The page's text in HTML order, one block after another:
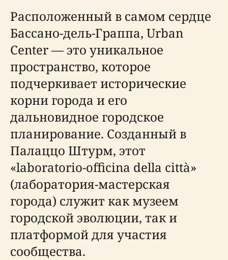
Расположенный в самом сердце
Бассано-дель-Граппа, Urban
Center — это уникальное
пространство, которое
подчеркивает исторические
корни города и его
дальновидное городское
планирование. Созданный в
Палаццо Штурм, этот
«laboratorio-officina della città»
(лаборатория-мастерская
города) служит как музеем
городской эволюции, так и
платформой для участия
сообщества.